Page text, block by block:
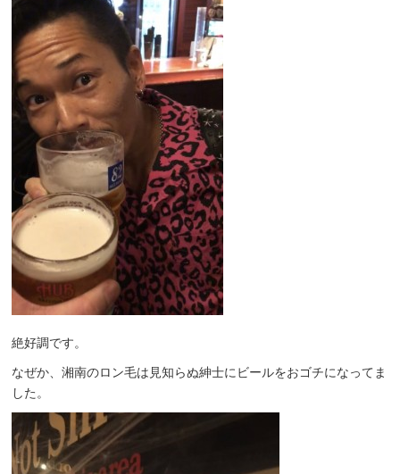
絶好調です。
なぜか、湘南のロン毛は見知らぬ紳士にビールをおゴチになってま
した。